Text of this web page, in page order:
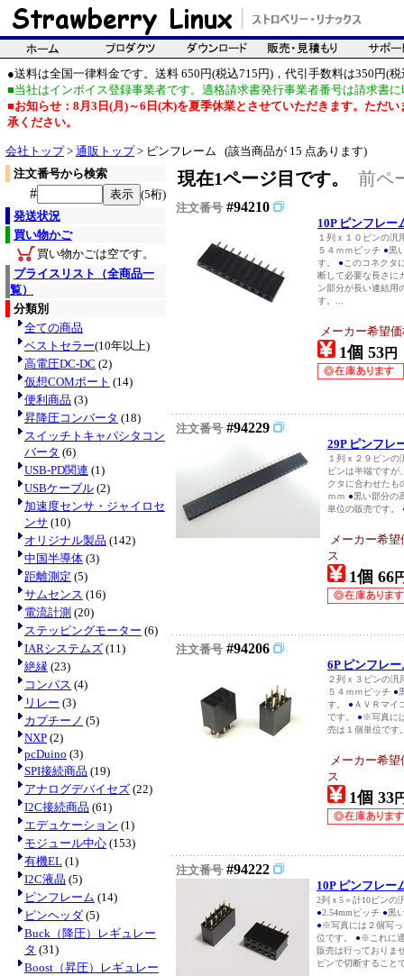
●送料は全国一律料金です。送料 650円(税込715円)，代引手数料は350円(税
■当社はインボイス登録事業者です。適格請求書発行事業者番号は請求書
■お知らせ：8月3日(月)～6日(木)を夏季休業とさせていただきます。ただ
承ください。
会社トップ> 通販トップ> ピンフレーム (該当商品が 15 点あります)
注文番号から検索
#
(5桁)
発送状況
買い物かご
買い物かごは空です。
プライスリスト（全商品一
覧）
分類別
全ての商品
ベストセラー(10年以上)
高電圧DC-DC (2)
仮想COMポート (14)
便利商品 (3)
昇降圧コンバータ (18)
スイッチトキャパシタコン
バータ (6)
USB-PD関連 (1)
USBケーブル (2)
加速度センサ・ジャイロセ
ンサ (10)
オリジナル製品 (142)
中国半導体 (3)
距離測定 (5)
サムセンス (16)
電流計測 (20)
ステッピングモーター (6)
IARシステムズ (11)
絶縁 (23)
コンパス (4)
リレー (3)
カプチーノ (5)
NXP (2)
pcDuino (3)
SPI接続商品 (19)
アナログデバイセズ (22)
I2C接続商品 (61)
エデュケーション (1)
モジュール中心 (153)
有機EL (1)
I2C液晶 (5)
ピンフレーム (14)
ピンヘッダ (5)
Buck（降圧）レギュレー
タ (31)
Boost（昇圧）レギュレー
現在1ページ目です。 前ペ
注文番号 #94210
10P ピンフレー
１列ｘ１０ピンの
５４ｍｍピッチ ●黒
す。 ● このコネクタ
断して必要な長さに
ン部分が長い連結用
す。...
メーカー希望
1個 53円
注文番号 #94229
29P ピンフレ
１列ｘ２９ピン
ピンは半端ですが
クタに合わせたも
ｍｍ ●黒い部分の
単位の販売です。
メーカー希
ス
1個 66
注文番号 #94206
6P ピンフレ
２列ｘ３ピンの
５４ｍｍピッチ ●
す。 ● ＡＶＲマイ
です。 ●※写真に
売は１個単位です
メーカー希
ス
1個 33
注文番号 #94222
10P ピンフレー
2列ｘ5＝計10ピンの
●2.54mmピッチ ●黒
●※写真には２個写
位です。 ●※これに
販売は行っておりま
ピンで切断すること